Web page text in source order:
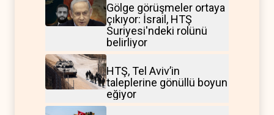
Gölge görüşmeler ortaya
çıkıyor: İsrail, HTŞ
Suriyesi'ndeki rolünü
belirliyor
HTŞ, Tel Aviv’in
taleplerine gönüllü boyun
eğiyor